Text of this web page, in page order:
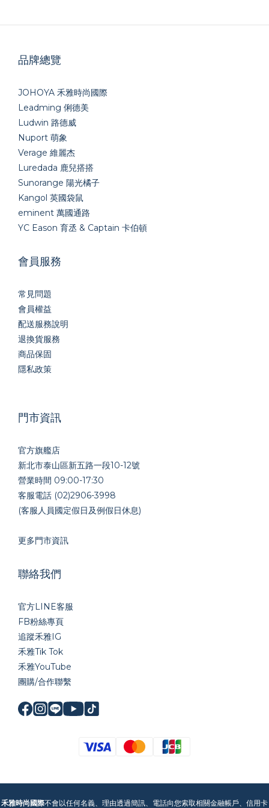
品牌總覽
JOHOYA 禾雅時尚國際
Leadming 俐德美
Ludwin 路德威
Nuport 萌象
Verage 維麗杰
Luredada 鹿兒搭搭
Sunorange 陽光橘子
Kangol 英國袋鼠
eminent 萬國通路
YC Eason 育丞 & Captain 卡伯頓
會員服務
常見問題
會員權益
配送服務說明
退換貨服務
商品保固
隱私政策
門市資訊
官方旗艦店
新北市泰山區新五路一段10-12號
營業時間 09:00-17:30
客服電話 (02)2906-3998
(客服人員國定假日及例假日休息)
更多門市資訊
聯絡我們
官方LINE客服
FB粉絲專頁
追蹤禾雅IG
禾雅Tik Tok
禾雅YouTube
團購/合作聯繫
禾雅時尚國際不會以任何名義、理由透過簡訊、電話向您索取相關金融帳戶、信用卡